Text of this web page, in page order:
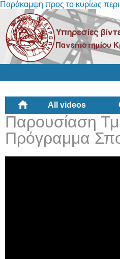
Παράκαμψη προς το κυρίως
All videos
Παρουσίαση
Πρόγραμμα